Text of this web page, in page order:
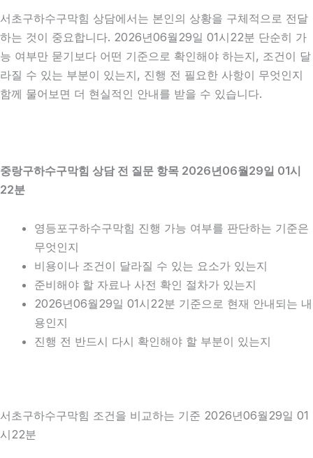
서초구하수구막힘 상담에서는 본인의 상황을 구체적으로 전달
하는 것이 중요합니다. 2026년06월29일 01시22분 단순히 가
능 여부만 묻기보다 어떤 기준으로 확인해야 하는지, 조건이 달
라질 수 있는 부분이 있는지, 진행 전 필요한 사항이 무엇인지
함께 물어보면 더 현실적인 안내를 받을 수 있습니다.
중랑구하수구막힘 상담 전 질문 항목 2026년06월29일 01시
22분
영등포구하수구막힘 진행 가능 여부를 판단하는 기준은
무엇인지
비용이나 조건이 달라질 수 있는 요소가 있는지
준비해야 할 자료나 사전 확인 절차가 있는지
2026년06월29일 01시22분 기준으로 현재 안내되는 내
용인지
진행 전 반드시 다시 확인해야 할 부분이 있는지
서초구하수구막힘 조건을 비교하는 기준 2026년06월29일 01
시22분